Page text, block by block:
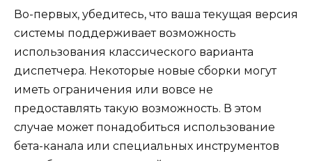
Во-первых, убедитесь, что ваша текущая версия
системы поддерживает возможность
использования классического варианта
диспетчера. Некоторые новые сборки могут
иметь ограничения или вовсе не
предоставлять такую возможность. В этом
случае может понадобиться использование
бета-канала или специальных инструментов